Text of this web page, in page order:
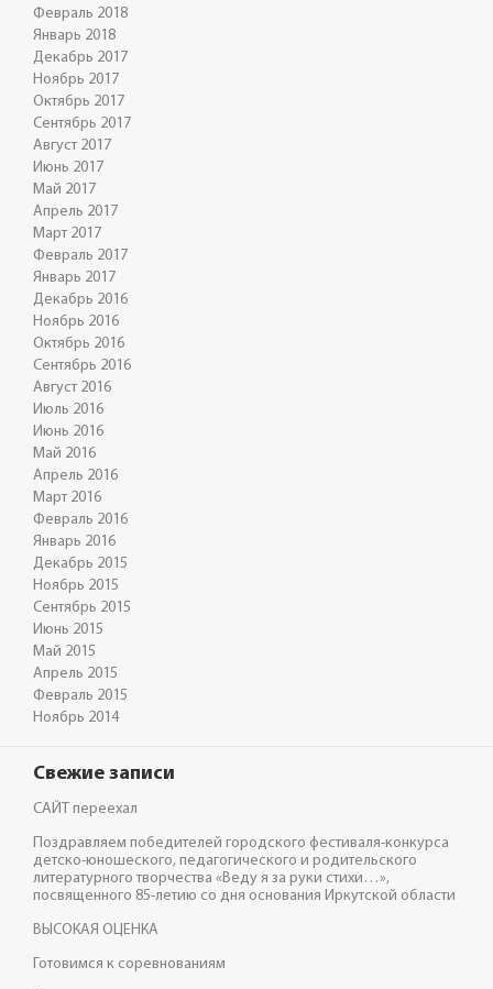
Февраль 2018
Январь 2018
Декабрь 2017
Ноябрь 2017
Октябрь 2017
Сентябрь 2017
Август 2017
Июнь 2017
Май 2017
Апрель 2017
Март 2017
Февраль 2017
Январь 2017
Декабрь 2016
Ноябрь 2016
Октябрь 2016
Сентябрь 2016
Август 2016
Июль 2016
Июнь 2016
Май 2016
Апрель 2016
Март 2016
Февраль 2016
Январь 2016
Декабрь 2015
Ноябрь 2015
Сентябрь 2015
Июнь 2015
Май 2015
Апрель 2015
Февраль 2015
Ноябрь 2014
Свежие записи
САЙТ переехал
Поздравляем победителей городского фестиваля-конкурса
детско-юношеского, педагогического и родительского
литературного творчества «Веду я за руки стихи…»,
посвященного 85-летию со дня основания Иркутской области
ВЫСОКАЯ ОЦЕНКА
Готовимся к соревнованиям